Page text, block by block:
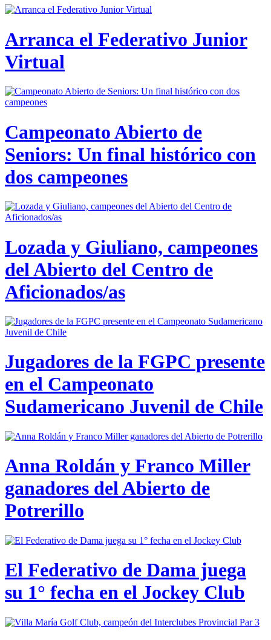
Arranca el Federativo Junior
Virtual
Campeonato Abierto de
Seniors: Un final histórico con
dos campeones
Lozada y Giuliano, campeones
del Abierto del Centro de
Aficionados/as
Jugadores de la FGPC presente
en el Campeonato
Sudamericano Juvenil de Chile
Anna Roldán y Franco Miller
ganadores del Abierto de
Potrerillo
El Federativo de Dama juega
su 1° fecha en el Jockey Club